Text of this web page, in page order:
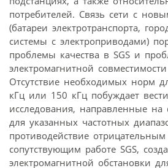
потребителей. Связь сети с
(батареи электротранспорта,
системы с электроприводами)
проблемы качества в SGS и
электромагнитной
Отсутствие необходимых норм
кГц или 150 кГц побуждает
исследования, направленные на
для указанных частотных
противодействие
сопутствующим работе SGS,
электромагнитной обстановки